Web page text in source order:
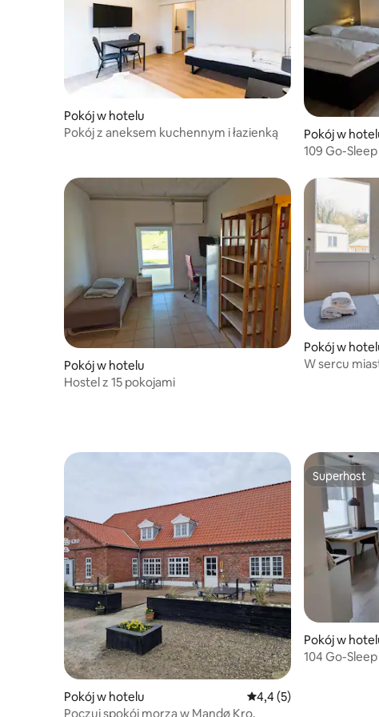
Pokój w hotelu
Pokój z aneksem kuchennym i łazienką
Pokój w
109 Go-
Pokój w hotelu
Hostel z 15 pokojami
Pokój w
W sercu
Pokój w hotelu Średnia ocena: 4,4 na 5,
4,4 (5)
Poczuj spokój morza w Mandø Kro.
Superhost
Superhost
Pokój w
104 Go-